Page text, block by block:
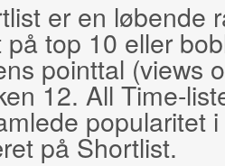
er en løbende
top 10 eller
pointtal (views
12. All Time-
popularitet
på Shortlist.